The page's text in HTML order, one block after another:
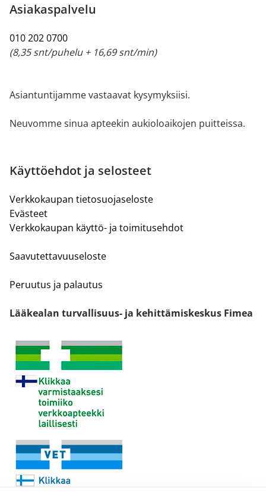
Asiakaspalvelu
010 202 0700
(8,35 snt/puhelu + 16,69 snt/min)
Asiantuntijamme vastaavat kysymyksiisi.
Neuvomme sinua apteekin aukioloaikojen puitteissa.
Käyttöehdot ja selosteet
Verkkokaupan tietosuojaseloste
Evästeet
Verkkokaupan käyttö- ja toimitusehdot
Saavutettavuuseloste
Peruutus ja palautus
Lääkealan turvallisuus- ja kehittämiskeskus Fimea